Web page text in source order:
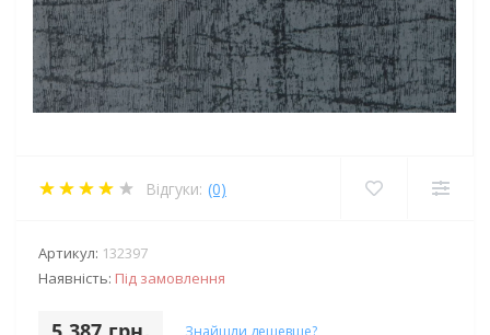
Відгуки: (0)
Артикул: 132397
Наявність: Під замовлення
Знайшли дешевше?